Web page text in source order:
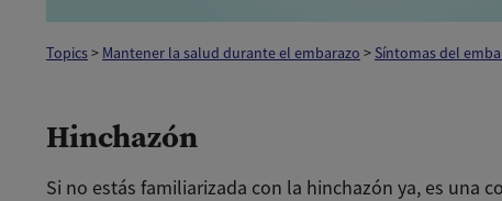
Topics> Mantener la salud durante el embarazo > Síntomas del
Hinchazón
Si no estás familiarizada con la hinchazón ya, es una